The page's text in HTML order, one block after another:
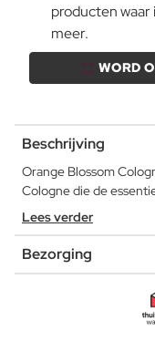
producten waar
meer.
WORD
Beschrijving
Orange Blossom
Cologne die de
Lees verder
Bezorging